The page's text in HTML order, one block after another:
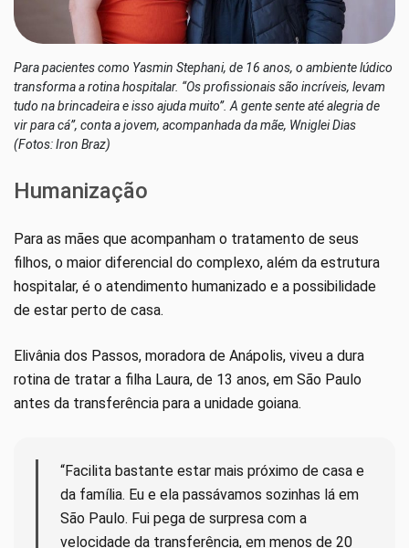
Para pacientes como Yasmin Stephani, de 16 anos, o ambiente lúdico
transforma a rotina hospitalar. “Os profissionais são incríveis, levam
tudo na brincadeira e isso ajuda muito”. A gente sente até alegria de
vir para cá”, conta a jovem, acompanhada da mãe, Wniglei Dias
(Fotos: Iron Braz)
Humanização
Para as mães que acompanham o tratamento de seus
filhos, o maior diferencial do complexo, além da estrutura
hospitalar, é o atendimento humanizado e a possibilidade
de estar perto de casa.
Elivânia dos Passos, moradora de Anápolis, viveu a dura
rotina de tratar a filha Laura, de 13 anos, em São Paulo
antes da transferência para a unidade goiana.
“Facilita bastante estar mais próximo de casa e
da família. Eu e ela passávamos sozinhas lá em
São Paulo. Fui pega de surpresa com a
velocidade da transferência, em menos de 20